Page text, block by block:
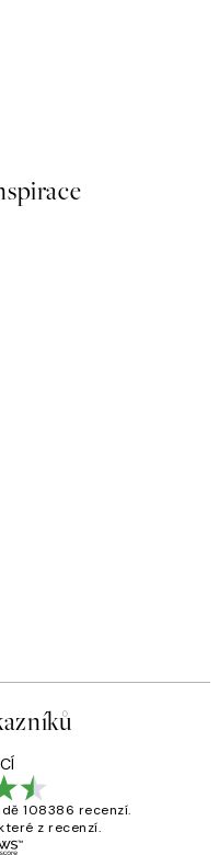
108386 recenzí.
z recenzí.